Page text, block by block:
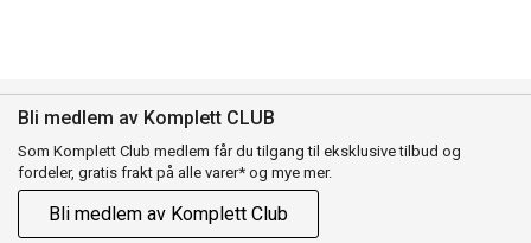
Bli medlem av Komplett CLUB
Som Komplett Club medlem får du tilgang til eksklusive tilbud og
fordeler, gratis frakt på alle varer* og mye mer.
Bli medlem av Komplett Club